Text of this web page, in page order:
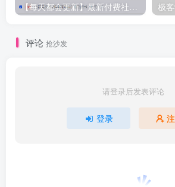
【每天都会更新】最新付费社群公众号文章 极
评论 抢沙发
请登录后发表评论
登录